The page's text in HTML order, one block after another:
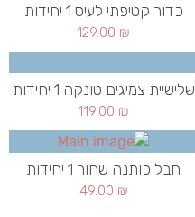
כדור קטיפתי לעיס 1 יחידות
129.00 ₪
שלישיית צמיגים טונקה 1 יחידות
119.00 ₪
חבל כותנה שחור 1 יחידות
49.00 ₪